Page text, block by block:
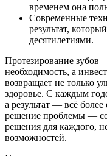
временем она
Современные
результат,
десятилетиями.
Протезирование зубов
необходимость, а
возвращает не только
здоровье. С каждым
а результат — всё
решение проблемы —
решения для каждого,
возможностей.